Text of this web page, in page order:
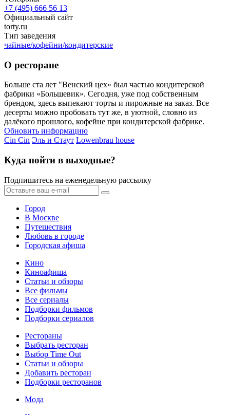
+7 (495) 666 56 13
Официальный сайт
torty.ru
Тип заведения
чайные/кофейни/кондитерские
О ресторане
Больше ста лет "Венский цех» был частью кондитерской
фабрики «Большевик». Сегодня, уже под собственным
брендом, здесь выпекают торты и пирожные на заказ. Все
десерты можно пробовать тут же, в уютной, словно из
далёкого прошлого, кофейне при кондитерской фабрике.
Обновить информацию
Cin Cin Эль и Стаут Lowenbrau house
Куда пойти в выходные?
Подпишитесь на еженедельную рассылку
Город
В Москве
Путешествия
Любовь в городе
Городская афиша
Кино
Киноафиша
Статьи и обзоры
Все фильмы
Все сериалы
Подборки фильмов
Подборки сериалов
Рестораны
Выбрать ресторан
Выбор Time Out
Статьи и обзоры
Добавить ресторан
Подборки ресторанов
Мода